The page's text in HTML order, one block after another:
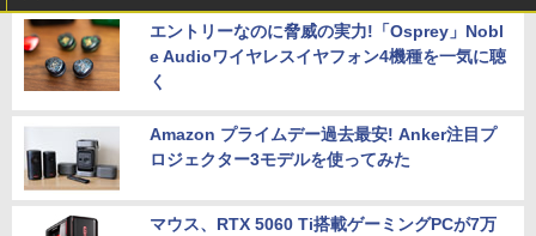
エントリーなのに脅威の実力!「Osprey」Nobl
e Audioワイヤレスイヤフォン4機種を一気に聴
く
Amazon プライムデー過去最安! Anker注目プ
ロジェクター3モデルを使ってみた
マウス、RTX 5060 Ti搭載ゲーミングPCが7万